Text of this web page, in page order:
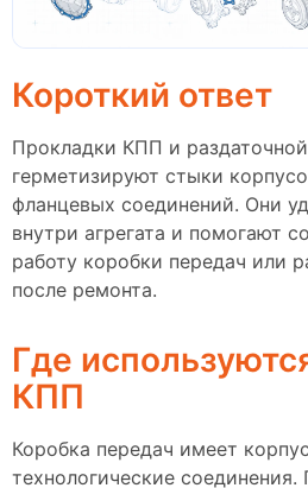
Короткий ответ
Прокладки КПП и
герметизируют стыки
фланцевых соединений. Они
внутри агрегата и помогают
работу коробки передач или
после ремонта.
Где
КПП
Коробка передач имеет
технологические